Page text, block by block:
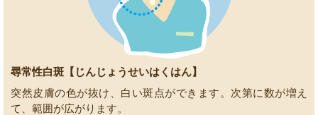
尋常性白斑【じんじょうせいはくはん】
突然皮膚の色が抜け、白い斑点ができます。次第に数が増え
て、範囲が広がります。